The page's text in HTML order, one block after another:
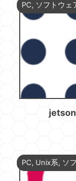
PC, ソフトウェ
jetson
PC, Unix系, ソ